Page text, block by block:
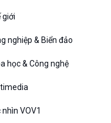
giới
nghiệp & Biển đảo
học & Công nghệ
nhìn VOV1